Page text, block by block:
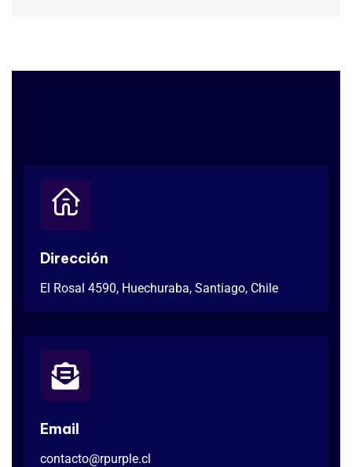
Dirección
El Rosal 4590, Huechuraba, Santiago, Chile
Email
contacto@rpurple.cl